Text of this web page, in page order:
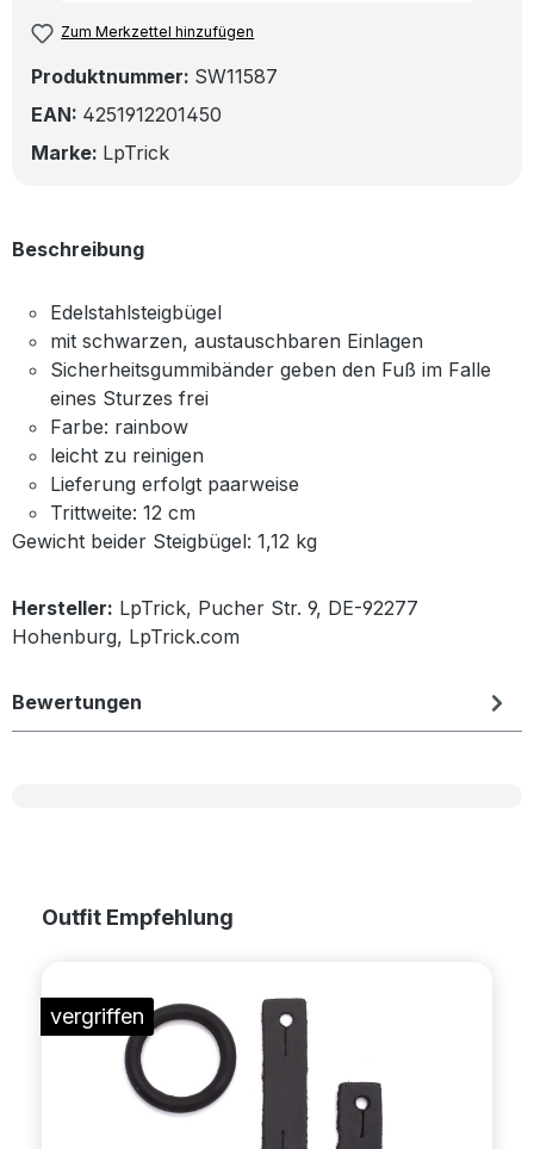
Zum Merkzettel hinzufügen
Produktnummer: SW11587
EAN: 4251912201450
Marke: LpTrick
Beschreibung
Edelstahlsteigbügel
mit schwarzen, austauschbaren Einlagen
Sicherheitsgummibänder geben den Fuß im Falle
eines Sturzes frei
Farbe: rainbow
leicht zu reinigen
Lieferung erfolgt paarweise
Trittweite: 12 cm
Gewicht beider Steigbügel: 1,12 kg
Hersteller: LpTrick, Pucher Str. 9, DE-92277
Hohenburg, LpTrick.com
Bewertungen
Produktgalerie überspringen
Outfit Empfehlung
vergriffen